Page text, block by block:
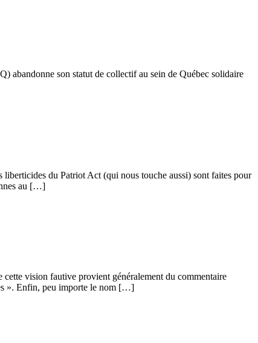
abandonne son statut de collectif au sein de Québec solidaire
liberticides du Patriot Act (qui nous touche aussi) sont faites pour
au […]
cette vision fautive provient généralement du commentaire
». Enfin, peu importe le nom […]